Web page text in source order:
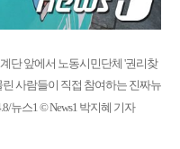
단 앞에서 노동시민단체 '권리찾
사람들이 직접 참여하는 진짜뉴
뉴스1 © News1 박지혜 기자